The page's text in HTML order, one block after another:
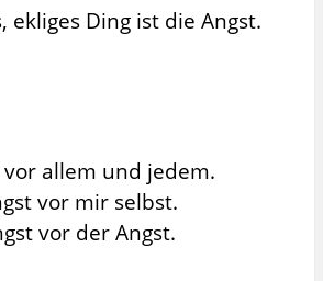
ekliges Ding ist die Angst.
vor allem und jedem.
vor mir selbst.
vor der Angst.